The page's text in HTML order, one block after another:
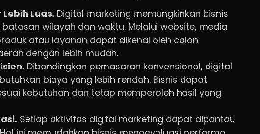
Luas. Digital marketing memungkinkan bisnis
wilayah dan waktu. Melalui website, media
atau layanan dapat dikenal oleh calon
dengan lebih mudah.
Dibandingkan pemasaran konvensional, digital
biaya yang lebih rendah. Bisnis dapat
kebutuhan dan tetap memperoleh hasil yang
Setiap aktivitas digital marketing dapat dipantau